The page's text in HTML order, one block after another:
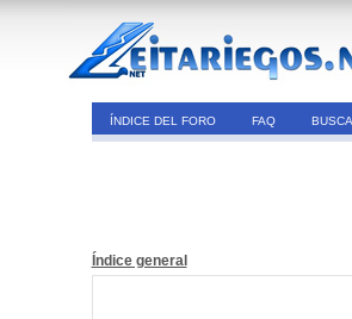
ÍNDICE DEL FORO FAQ
Índice general